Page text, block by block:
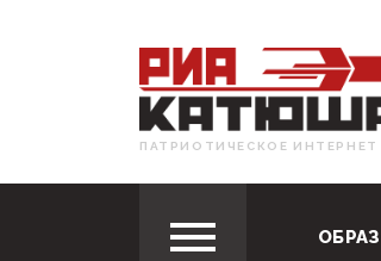
ПАТРИОТИЧЕСКОЕ ИНТЕРНЕТ